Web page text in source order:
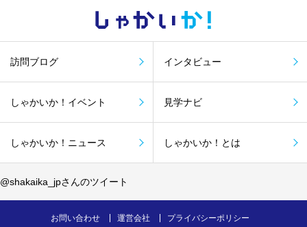
しゃかい か！
訪問ブログ インタビュー
しゃかいか！イベント 見学ナビ
しゃかいか！ニュース しゃかいか！とは
@shakaika_jpさんのツイート
お問い合わせ 運営会社 プライバシーポリシー